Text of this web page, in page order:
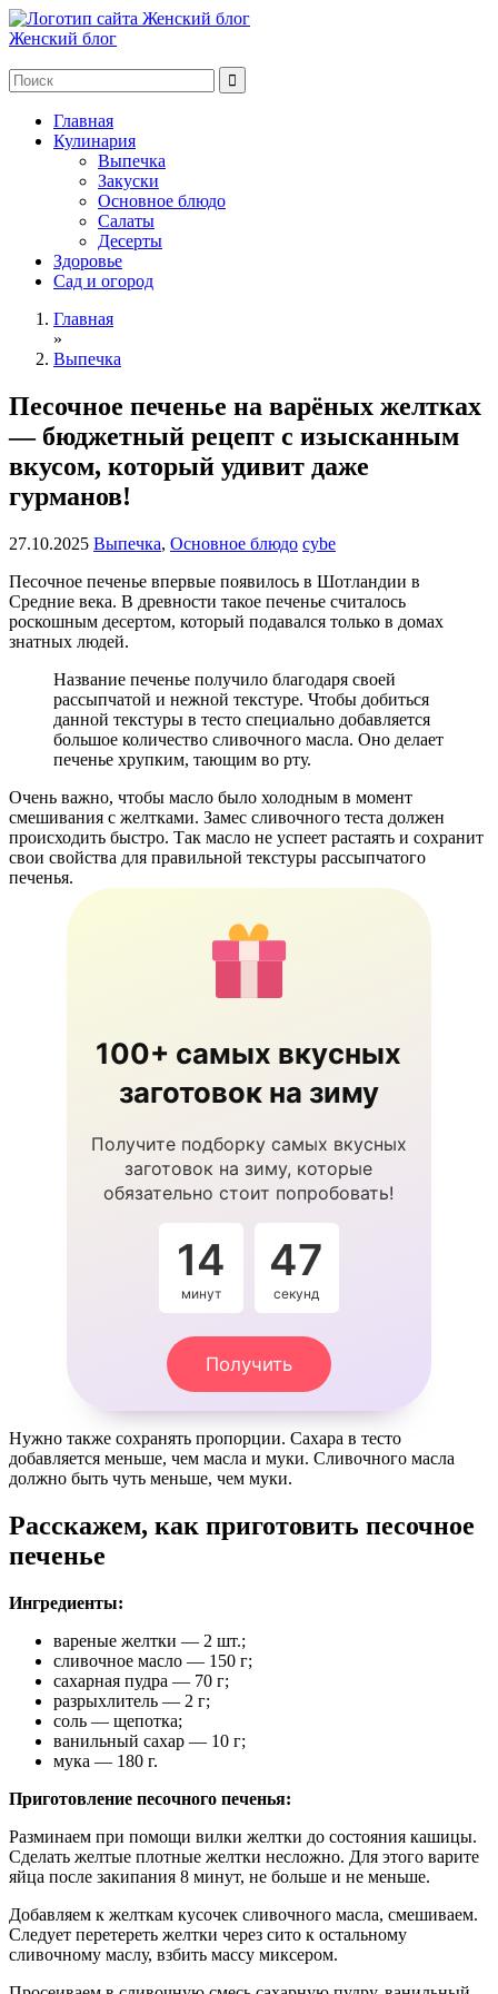
Женский блог
Главная
Кулинария
Выпечка
Закуски
Основное блюдо
Салаты
Десерты
Здоровье
Сад и огород
Главная
»
Выпечка
Песочное печенье на варёных желтках
— бюджетный рецепт с изысканным
вкусом, который удивит даже
гурманов!
27.10.2025 Выпечка, Основное блюдо cybe
Песочное печенье впервые появилось в Шотландии в
Средние века. В древности такое печенье считалось
роскошным десертом, который подавался только в домах
знатных людей.
Название печенье получило благодаря своей
рассыпчатой и нежной текстуре. Чтобы добиться
данной текстуры в тесто специально добавляется
большое количество сливочного масла. Оно делает
печенье хрупким, тающим во рту.
Очень важно, чтобы масло было холодным в момент
смешивания с желтками. Замес сливочного теста должен
происходить быстро. Так масло не успеет растаять и сохранит
свои свойства для правильной текстуры рассыпчатого
печенья.
100+ самых вкусных
заготовок на зиму
Получите подборку самых вкусных
заготовок на зиму, которые
обязательно стоит попробовать!
14
минут
47
секунд
Получить
Нужно также сохранять пропорции. Сахара в тесто
добавляется меньше, чем масла и муки. Сливочного масла
должно быть чуть меньше, чем муки.
Расскажем, как приготовить песочное
печенье
Ингредиенты:
вареные желтки — 2 шт.;
сливочное масло — 150 г;
сахарная пудра — 70 г;
разрыхлитель — 2 г;
соль — щепотка;
ванильный сахар — 10 г;
мука — 180 г.
Приготовление песочного печенья:
Разминаем при помощи вилки желтки до состояния кашицы.
Сделать желтые плотные желтки несложно. Для этого варите
яйца после закипания 8 минут, не больше и не меньше.
Добавляем к желткам кусочек сливочного масла, смешиваем.
Следует перетереть желтки через сито к остальному
сливочному маслу, взбить массу миксером.